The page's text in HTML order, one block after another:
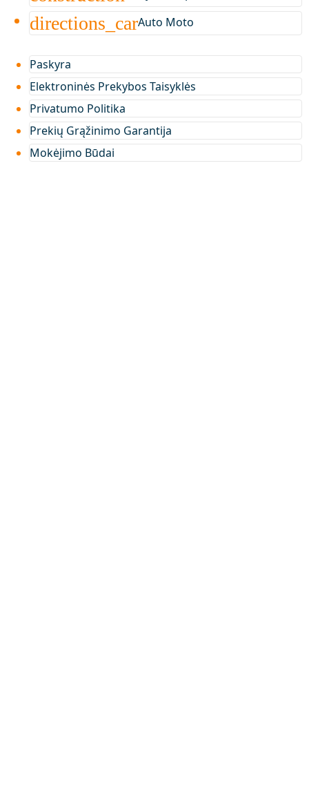
directions_carAuto Moto
Paskyra
Elektroninės Prekybos Taisyklės
Privatumo Politika
Prekių Grąžinimo Garantija
Mokėjimo Būdai